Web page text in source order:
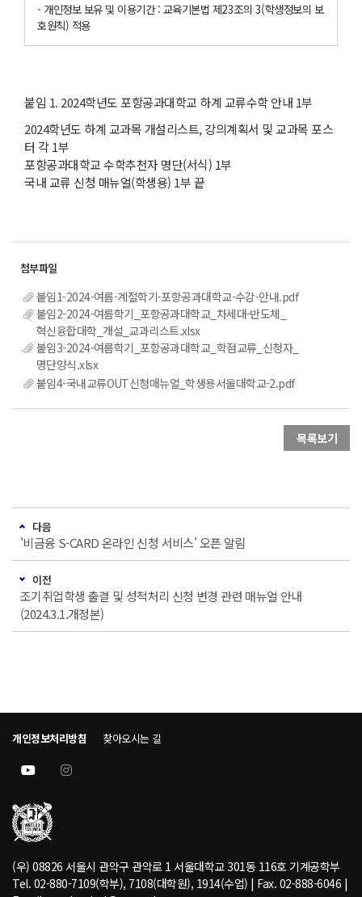
- 개인정보 보유 및 이용기간 : 교육기본법 제23조의 3(학생정보의 보
호원칙) 적용
붙임 1. 2024학년도 포항공과대학교 하계 교류수학 안내 1부
2024학년도 하계 교과목 개설리스트, 강의계획서 및 교과목 포스
터 각 1부
포항공과대학교 수학추천자 명단(서식) 1부
국내 교류 신청 매뉴얼(학생용) 1부 끝
붙임1-2024-여름-계절학기-포항공과대학교-수강-안내.pdf
붙임2-2024-여름학기_포항공과대학교_차세대-반도체_
혁신융합대학_개설_교과리스트.xlsx
붙임3-2024-여름학기_포항공과대학교_학점교류_신청자_
명단양식.xlsx
붙임4-국내교류OUT신청매뉴얼_학생용서울대학교-2.pdf
목록보기
다음
'비금융 S-CARD 온라인 신청 서비스' 오픈 알림
이전
조기취업학생 출결 및 성적처리 신청 변경 관련 매뉴얼 안내
(2024.3.1.개정본)
개인정보처리방침 찾아오시는 길
(우) 08826 서울시 관악구 관악로 1 서울대학교 301동 116호 기계공학부
Tel. 02-880-7109(학부), 7108(대학원), 1914(수업) | Fax. 02-888-6046 |